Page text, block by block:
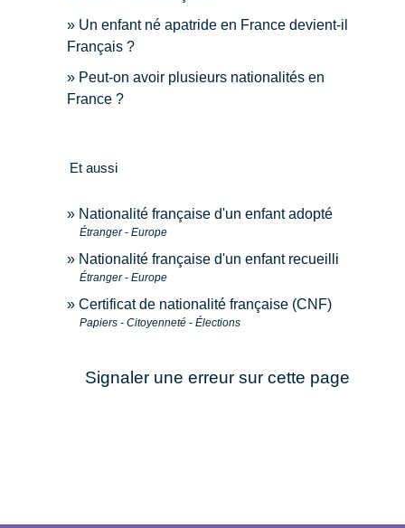
Un enfant né apatride en France devient-il
Français ?
Peut-on avoir plusieurs nationalités en
France ?
Et aussi
Nationalité française d'un enfant adopté
Étranger - Europe
Nationalité française d'un enfant recueilli
Étranger - Europe
Certificat de nationalité française (CNF)
Papiers - Citoyenneté - Élections
Signaler une erreur sur cette page